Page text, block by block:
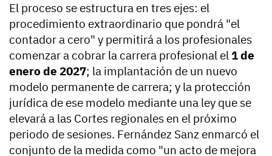
El proceso se estructura en tres ejes: el
procedimiento extraordinario que pondrá "el
contador a cero" y permitirá a los profesionales
comenzar a cobrar la carrera profesional el 1 de
enero de 2027; la implantación de un nuevo
modelo permanente de carrera; y la protección
jurídica de ese modelo mediante una ley que se
elevará a las Cortes regionales en el próximo
periodo de sesiones. Fernández Sanz enmarcó el
conjunto de la medida como "un acto de mejora